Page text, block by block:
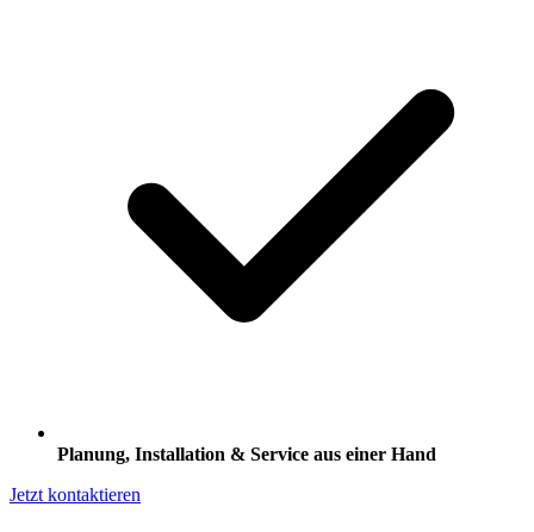
Planung, Installation & Service aus einer Hand
Jetzt kontaktieren